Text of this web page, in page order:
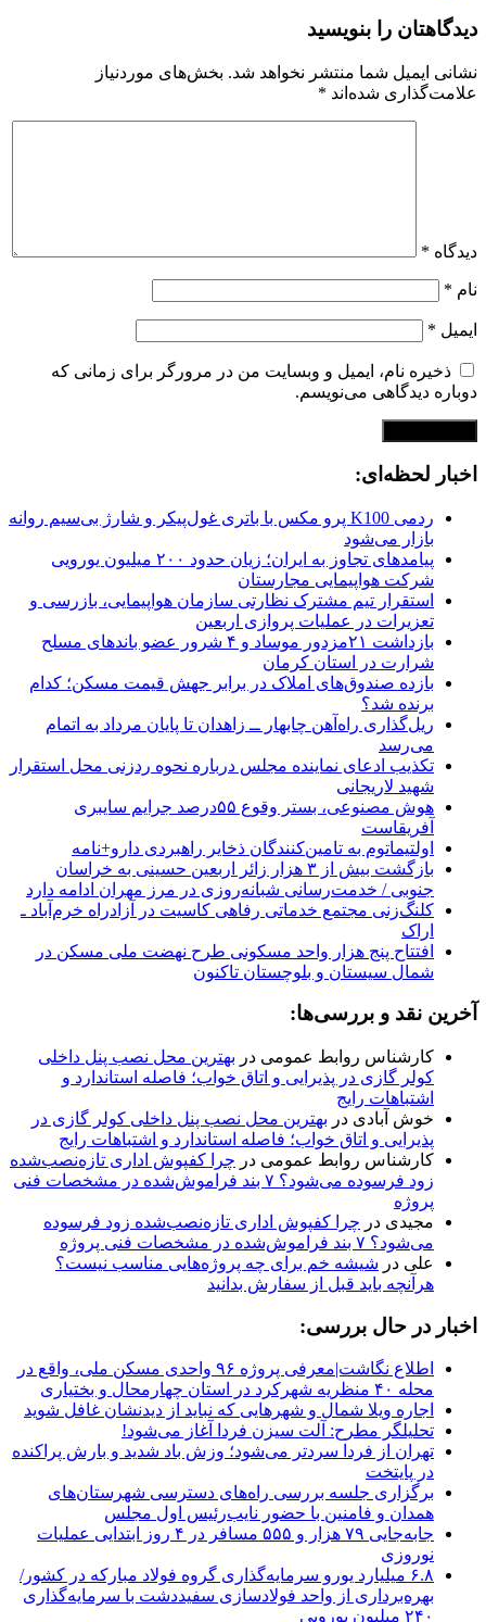
دیدگاهتان را بنویسید
نشانی ایمیل شما منتشر نخواهد شد. بخش‌های موردنیاز
علامت‌گذاری شده‌اند *
دیدگاه *
نام *
ایمیل *
ذخیره نام، ایمیل و وبسایت من در مرورگر برای زمانی که
دوباره دیدگاهی می‌نویسم.
اخبار لحظه‌ای:
ردمی K100 پرو مکس با باتری غول‌پیکر و شارژ بی‌سیم روانه
بازار می‌شود
پیامدهای تجاوز به ایران؛ زیان حدود ۲۰۰ میلیون یورویی
شرکت هواپیمایی مجارستان
استقرار تیم مشترک نظارتی سازمان هواپیمایی، بازرسی و
تعزیرات در عملیات پروازی اربعین
بازداشت ۲۱مزدور موساد و ۴ شرور عضو باندهای مسلح
شرارت در استان کرمان
بازده صندوق‌های املاک در برابر جهش قیمت مسکن؛ کدام
برنده شد؟
ریل‌گذاری راه‌آهن چابهار ــ زاهدان تا پایان مرداد به اتمام
می‌رسد
تکذیب ادعای نماینده مجلس درباره نحوه ردزنی محل استقرار
شهید لاریجانی
هوش مصنوعی، بستر وقوع ۵۵درصد جرایم سایبری
آفریقاست
اولتیماتوم به تامین‌کنندگان ذخایر راهبردی دارو+نامه
بازگشت بیش از ۳ هزار زائر اربعین حسینی به خراسان
جنوبی / خدمت‌رسانی شبانه‌روزی در مرز مهران ادامه دارد
کلنگ‌زنی مجتمع خدماتی رفاهی کاسیت در آزادراه خرم‌آباد ـ
اراک
افتتاح پنج هزار واحد مسکونی طرح نهضت ملی مسکن در
شمال سیستان و بلوچستان تاکنون
آخرین نقد و بررسی‌ها:
کارشناس روابط عمومی در بهترین محل نصب پنل داخلی
کولر گازی در پذیرایی و اتاق خواب؛ فاصله استاندارد و
اشتباهات رایج
خوش آبادی در بهترین محل نصب پنل داخلی کولر گازی در
پذیرایی و اتاق خواب؛ فاصله استاندارد و اشتباهات رایج
کارشناس روابط عمومی در چرا کفپوش اداری تازه‌نصب‌شده
زود فرسوده می‌شود؟ ۷ بند فراموش‌شده در مشخصات فنی
پروژه
مجیدی در چرا کفپوش اداری تازه‌نصب‌شده زود فرسوده
می‌شود؟ ۷ بند فراموش‌شده در مشخصات فنی پروژه
علی در شیشه خم برای چه پروژه‌هایی مناسب نیست؟
هرآنچه باید قبل از سفارش بدانید
اخبار در حال بررسی:
اطلاع نگاشت|معرفی پروژه ۹۶ واحدی مسکن ملی، واقع در
محله ۴۰ منظریه شهرکرد در استان چهارمحال و بختیاری
اجاره ویلا شمال و شهرهایی که نباید از دیدنشان غافل شوید
تحلیلگر مطرح: آلت سیزن فردا آغاز می‌شود!
تهران از فردا سردتر می‌شود؛ وزش باد شدید و بارش پراکنده
در پایتخت
برگزاری جلسه بررسی راه‌های دسترسی شهرستان‌های
همدان و فامنین با حضور نایب‌رئیس اول مجلس
جابه‌جایی ۷۹ هزار و ۵۵۵ مسافر در ۴ روز ابتدایی عملیات
نوروزی
۶.۸ میلیارد یورو سرمایه‌گذاری گروه فولاد مبارکه در کشور/
بهره‌برداری از واحد فولادسازی سفیددشت با سرمایه‌گذاری
۲۴۰ میلیون یورویی